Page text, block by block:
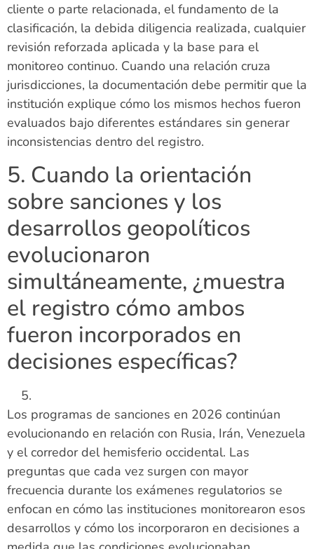
cliente o parte relacionada, el fundamento de la
clasificación, la debida diligencia realizada, cualquier
revisión reforzada aplicada y la base para el
monitoreo continuo. Cuando una relación cruza
jurisdicciones, la documentación debe permitir que la
institución explique cómo los mismos hechos fueron
evaluados bajo diferentes estándares sin generar
inconsistencias dentro del registro.
5. Cuando la orientación
sobre sanciones y los
desarrollos geopolíticos
evolucionaron
simultáneamente, ¿muestra
el registro cómo ambos
fueron incorporados en
decisiones específicas?
Los programas de sanciones en 2026 continúan
evolucionando en relación con Rusia, Irán, Venezuela
y el corredor del hemisferio occidental. Las
preguntas que cada vez surgen con mayor
frecuencia durante los exámenes regulatorios se
enfocan en cómo las instituciones monitorearon esos
desarrollos y cómo los incorporaron en decisiones a